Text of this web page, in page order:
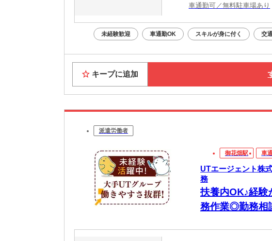
車通勤可／無料駐車場あり
未経験歓迎 車通勤OK スキルが身に付く 交
キープに追加
派遣労働者
御花畑駅 車
UTエージェント株
務
扶養内OK♪経
務作業◎勤務相